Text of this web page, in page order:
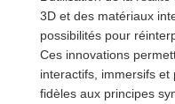
3D et des matériaux
possibilités pour
Ces innovations
interactifs, immersifs
fidèles aux principes